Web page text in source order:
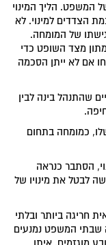
המשפט. הליך המינוי
הצדדים למינוי. לא
של המומחה.
מצד השופט כדי
אם לא ייתן הסכמה
שהתנהל בינה לבין
כמומחה בתחום
הסתבר כנראה
לבטל את מינויו של
חריגה ביותר ובלתי
שבתי המשפט נמנעים